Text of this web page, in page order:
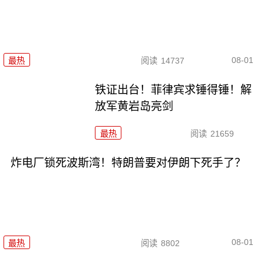
最热 阅读 14737 08-01
铁证出台！菲律宾求锤得锤！解
放军黄岩岛亮剑
最热 阅读 21659
炸电厂锁死波斯湾！特朗普要对伊朗下死手了？
最热 阅读 8802 08-01